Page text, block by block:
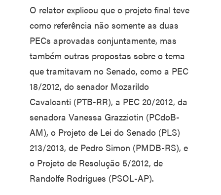
O relator explicou que o projeto final teve
como referência não somente as duas
PECs aprovadas conjuntamente, mas
também outras propostas sobre o tema
que tramitavam no Senado, como a PEC
18/2012, do senador Mozarildo
Cavalcanti (PTB-RR), a PEC 20/2012, da
senadora Vanessa Grazziotin (PCdoB-
AM), o Projeto de Lei do Senado (PLS)
213/2013, de Pedro Simon (PMDB-RS), e
o Projeto de Resolução 5/2012, de
Randolfe Rodrigues (PSOL-AP).